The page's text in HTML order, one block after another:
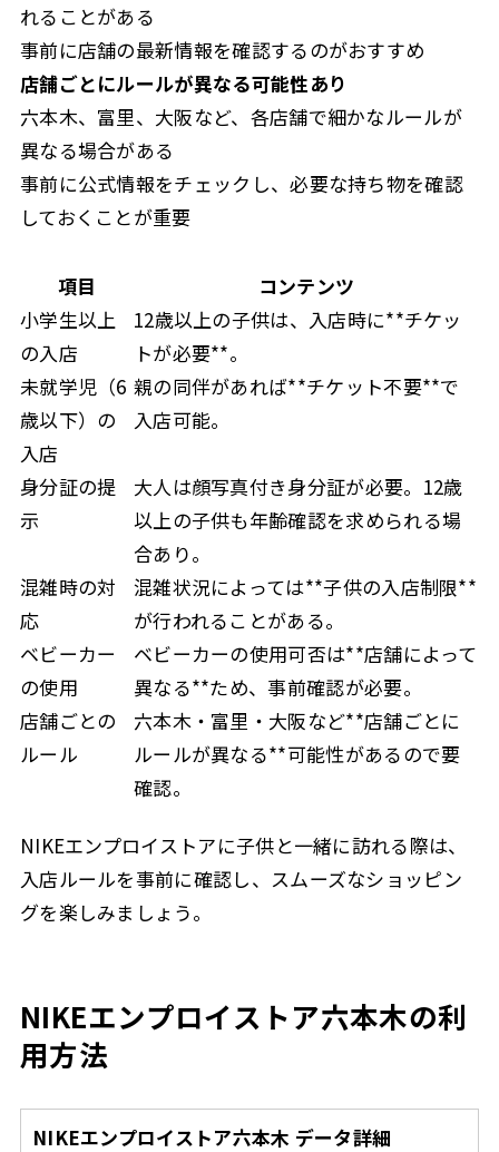
れることがある
事前に店舗の最新情報を確認するのがおすすめ
店舗ごとにルールが異なる可能性あり
六本木、富里、大阪など、各店舗で細かなルールが
異なる場合がある
事前に公式情報をチェックし、必要な持ち物を確認
しておくことが重要
項目
コンテンツ
小学生以上
の入店
12歳以上の子供は、入店時に**チケッ
トが必要**。
未就学児（6
歳以下）の
入店
親の同伴があれば**チケット不要**で
入店可能。
身分証の提
示
大人は顔写真付き身分証が必要。12歳
以上の子供も年齢確認を求められる場
合あり。
混雑時の対
応
混雑状況によっては**子供の入店制限**
が行われることがある。
ベビーカー
の使用
ベビーカーの使用可否は**店舗によって
異なる**ため、事前確認が必要。
店舗ごとの
ルール
六本木・富里・大阪など**店舗ごとに
ルールが異なる**可能性があるので要
確認。
NIKEエンプロイストアに子供と一緒に訪れる際は、
入店ルールを事前に確認し、スムーズなショッピン
グを楽しみましょう。
NIKEエンプロイストア六本木の利
用方法
NIKEエンプロイストア六本木 データ詳細